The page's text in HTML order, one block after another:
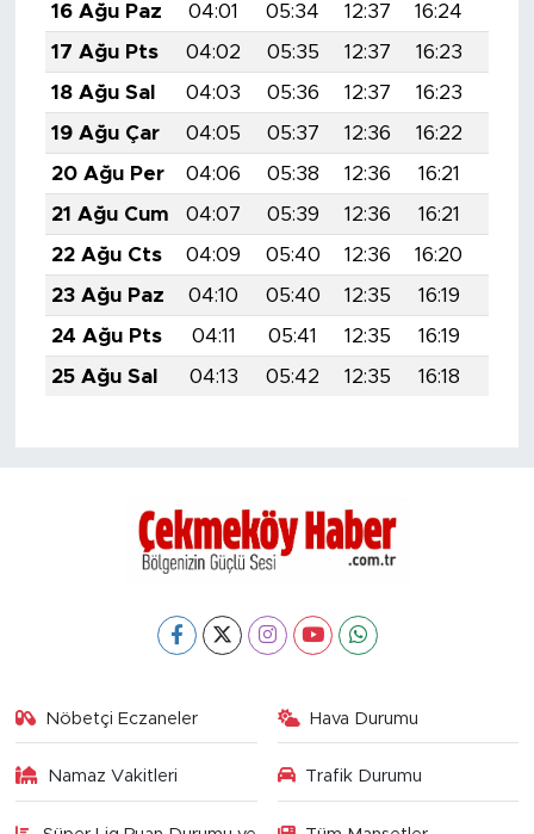
16 Ağu Paz
04:01 05:34 12:37 16:24
17 Ağu Pts
04:02 05:35 12:37 16:23
18 Ağu Sal
04:03 05:36 12:37 16:23
19 Ağu Çar
04:05 05:37 12:36 16:22
20 Ağu Per
04:06 05:38 12:36 16:21
21 Ağu Cum
04:07 05:39 12:36 16:21
22 Ağu Cts
04:09 05:40 12:36 16:20
23 Ağu Paz
04:10 05:40 12:35 16:19
24 Ağu Pts
04:11 05:41 12:35 16:19
25 Ağu Sal
04:13 05:42 12:35 16:18
Nöbetçi Eczaneler Hava Durumu
Namaz Vakitleri Trafik Durumu